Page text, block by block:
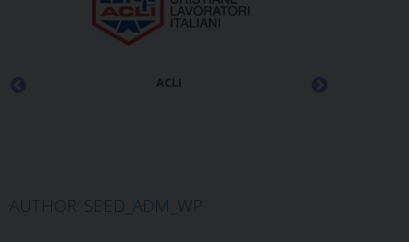
ACLI
SEED_ADM_WP